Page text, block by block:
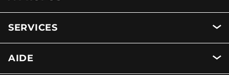
SERVICES
AIDE